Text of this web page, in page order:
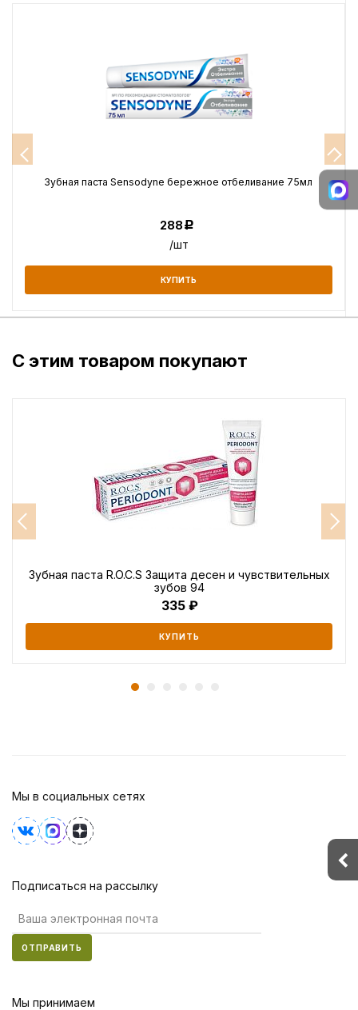
Зубная паста Sensodyne бережное отбеливание 75мл
288Р
/шт
КУПИТЬ
С этим товаром покупают
Зубная паста R.O.C.S Защита десен и чувствительных
зубов 94
335
КУПИТЬ
Мы в социальных сетях
Подписаться на рассылку
ОТПРАВИТЬ
Мы принимаем